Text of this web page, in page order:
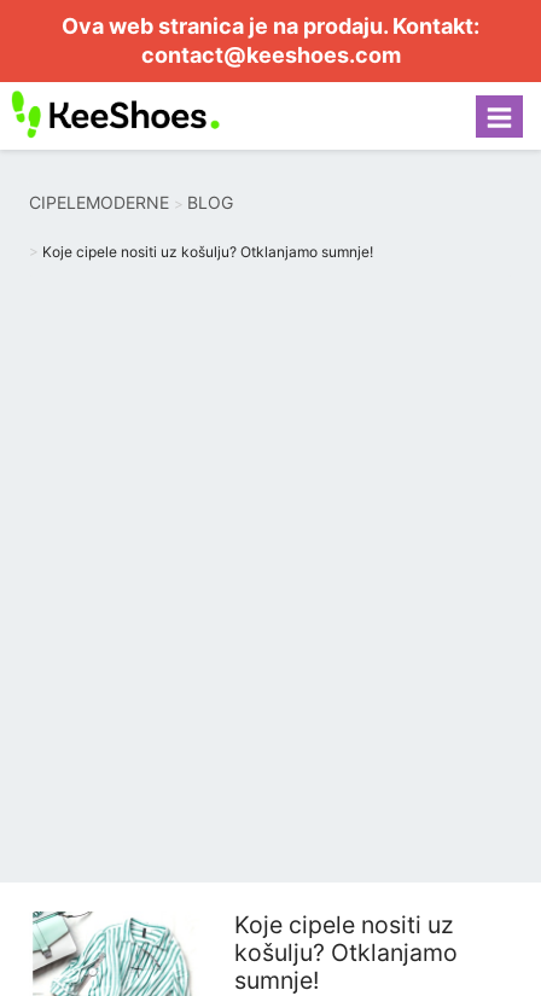
Ova web stranica je na prodaju. Kontakt:
contact@keeshoes.com
CIPELEMODERNE BLOG
Koje cipele nositi uz košulju? Otklanjamo sumnje!
Koje cipele nositi uz
košulju? Otklanjamo
sumnje!